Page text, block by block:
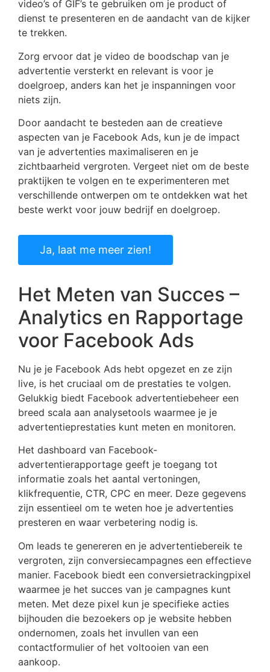
video’s of GIF’s te gebruiken om je product of
dienst te presenteren en de aandacht van de kijker
te trekken.
Zorg ervoor dat je video de boodschap van je
advertentie versterkt en relevant is voor je
doelgroep, anders kan het je inspanningen voor
niets zijn.
Door aandacht te besteden aan de creatieve
aspecten van je Facebook Ads, kun je de impact
van je advertenties maximaliseren en je
zichtbaarheid vergroten. Vergeet niet om de beste
praktijken te volgen en te experimenteren met
verschillende ontwerpen om te ontdekken wat het
beste werkt voor jouw bedrijf en doelgroep.
Ja, laat me meer zien!
Het Meten van Succes –
Analytics en Rapportage
voor Facebook Ads
Nu je je Facebook Ads hebt opgezet en ze zijn
live, is het cruciaal om de prestaties te volgen.
Gelukkig biedt Facebook advertentiebeheer een
breed scala aan analysetools waarmee je je
advertentieprestaties kunt meten en monitoren.
Het dashboard van Facebook-
advertentierapportage geeft je toegang tot
informatie zoals het aantal vertoningen,
klikfrequentie, CTR, CPC en meer. Deze gegevens
zijn essentieel om te weten hoe je advertenties
presteren en waar verbetering nodig is.
Om leads te genereren en je advertentiebereik te
vergroten, zijn conversiecampagnes een effectieve
manier. Facebook biedt een conversietrackingpixel
waarmee je het succes van je campagnes kunt
meten. Met deze pixel kun je specifieke acties
bijhouden die bezoekers op je website hebben
ondernomen, zoals het invullen van een
contactformulier of het voltooien van een
aankoop.